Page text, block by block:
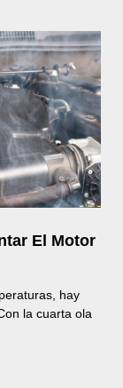
El Motor
hay
la cuarta ola